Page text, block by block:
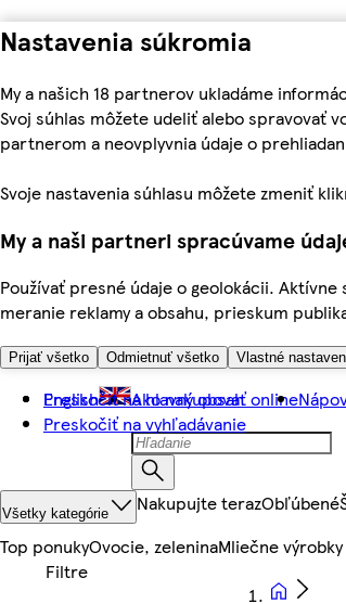
Nastavenia súkromia
My a našich 18 partnerov ukladáme
Svoj súhlas môžete udeliť alebo spravovať
partnerom a neovplyvnia údaje o
Svoje nastavenia súhlasu môžete zmeniť
My a naši partneri spracúvame
Používať presné údaje o geolokácii.
meranie reklamy a obsahu, prieskum
Prijať všetko Odmietnuť všetko Vlastné
Preskočiť na hlavný obsah
Preskočiť na vyhľadávanie
English Ako nakupovať online
Všetky kategórie Nakupujte terazObľúbené
Top ponukyOvocie, zeleninaMliečne